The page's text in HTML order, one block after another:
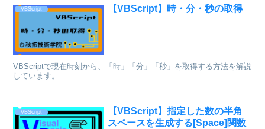
VBScript 【VBScript】時・分・秒の取得
VBScriptで現在時刻から、「時」「分」「秒」を取得する方法を解説
しています。
VBScript
【VBScript】指定した数の半角
スペースを生成する[Space]関数